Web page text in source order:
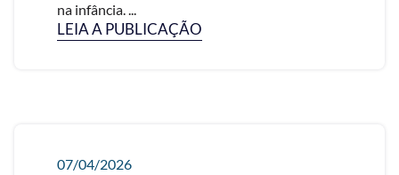
na infância. ...
LEIA A PUBLICAÇÃO
07/04/2026